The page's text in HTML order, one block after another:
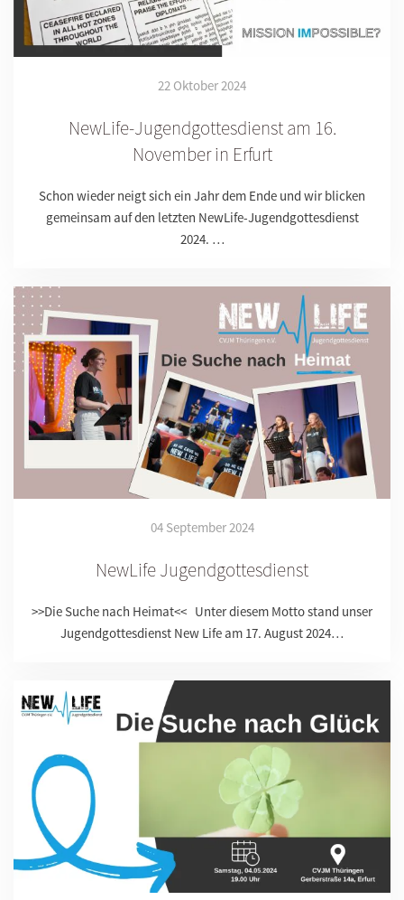
22 Oktober 2024
NewLife-Jugendgottesdienst am 16.
November in Erfurt
Schon wieder neigt sich ein Jahr dem Ende und wir blicken
gemeinsam auf den letzten NewLife-Jugendgottesdienst
2024. …
04 September 2024
NewLife Jugendgottesdienst
>>Die Suche nach Heimat<< Unter diesem Motto stand unser
Jugendgottesdienst New Life am 17. August 2024…